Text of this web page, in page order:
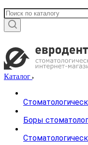
Каталог
Боры